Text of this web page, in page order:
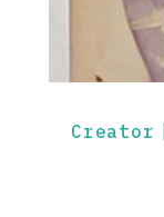
Creator